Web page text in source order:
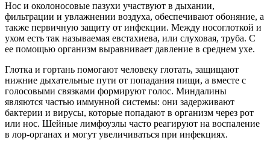
Нос и околоносовые пазухи участвуют в дыхании,
фильтрации и увлажнении воздуха, обеспечивают обоняние, а
также первичную защиту от инфекции. Между носоглоткой и
ухом есть так называемая евстахиева, или слуховая, труба. С
ее помощью организм выравнивает давление в среднем ухе.
Глотка и гортань помогают человеку глотать, защищают
нижние дыхательные пути от попадания пищи, а вместе с
голосовыми связками формируют голос. Миндалины
являются частью иммунной системы: они задерживают
бактерии и вирусы, которые попадают в организм через рот
или нос. Шейные лимфоузлы часто реагируют на воспаление
в лор-органах и могут увеличиваться при инфекциях.